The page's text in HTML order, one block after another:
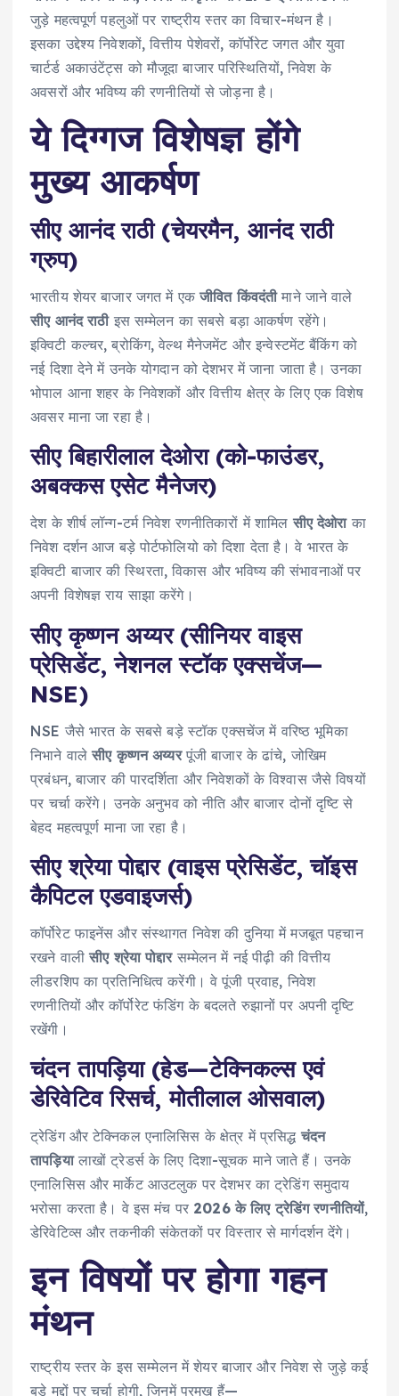
जुड़े महत्वपूर्ण पहलुओं पर राष्ट्रीय स्तर का विचार-मंथन है।
इसका उद्देश्य निवेशकों, वित्तीय पेशेवरों, कॉर्पोरेट जगत और युवा
चार्टर्ड अकाउंटेंट्स को मौजूदा बाजार परिस्थितियों, निवेश के
अवसरों और भविष्य की रणनीतियों से जोड़ना है।
ये दिग्गज विशेषज्ञ होंगे
मुख्य आकर्षण
सीए आनंद राठी (चेयरमैन, आनंद राठी
ग्रुप)
भारतीय शेयर बाजार जगत में एकजीवित किंवदंतीमाने जाने वाले
सीए आनंद राठीइस सम्मेलन का सबसे बड़ा आकर्षण रहेंगे।
इक्विटी कल्चर, ब्रोकिंग, वेल्थ मैनेजमेंट और इन्वेस्टमेंट बैंकिंग को
नई दिशा देने में उनके योगदान को देशभर में जाना जाता है। उनका
भोपाल आना शहर के निवेशकों और वित्तीय क्षेत्र के लिए एक विशेष
अवसर माना जा रहा है।
सीए बिहारीलाल देओरा (को-फाउंडर,
अबक्कस एसेट मैनेजर)
देश के शीर्ष लॉन्ग-टर्म निवेश रणनीतिकारों में शामिलसीए देओराका
निवेश दर्शन आज बड़े पोर्टफोलियो को दिशा देता है। वे भारत के
इक्विटी बाजार की स्थिरता, विकास और भविष्य की संभावनाओं पर
अपनी विशेषज्ञ राय साझा करेंगे।
सीए कृष्णन अय्यर (सीनियर वाइस
प्रेसिडेंट, नेशनल स्टॉक एक्सचेंज—
NSE)
NSE जैसे भारत के सबसे बड़े स्टॉक एक्सचेंज में वरिष्ठ भूमिका
निभाने वालेसीए कृष्णन अय्यरपूंजी बाजार के ढांचे, जोखिम
प्रबंधन, बाजार की पारदर्शिता और निवेशकों के विश्वास जैसे विषयों
पर चर्चा करेंगे। उनके अनुभव को नीति और बाजार दोनों दृष्टि से
बेहद महत्वपूर्ण माना जा रहा है।
सीए श्रेया पोद्दार (वाइस प्रेसिडेंट, चॉइस
कैपिटल एडवाइजर्स)
कॉर्पोरेट फाइनेंस और संस्थागत निवेश की दुनिया में मजबूत पहचान
रखने वालीसीए श्रेया पोद्दारसम्मेलन में नई पीढ़ी की वित्तीय
लीडरशिप का प्रतिनिधित्व करेंगी। वे पूंजी प्रवाह, निवेश
रणनीतियों और कॉर्पोरेट फंडिंग के बदलते रुझानों पर अपनी दृष्टि
रखेंगी।
चंदन तापड़िया (हेड—टेक्निकल्स एवं
डेरिवेटिव रिसर्च, मोतीलाल ओसवाल)
ट्रेडिंग और टेक्निकल एनालिसिस के क्षेत्र में प्रसिद्धचंदन
तापड़ियालाखों ट्रेडर्स के लिए दिशा-सूचक माने जाते हैं। उनके
एनालिसिस और मार्केट आउटलुक पर देशभर का ट्रेडिंग समुदाय
भरोसा करता है। वे इस मंच पर 2026 के लिए ट्रेडिंग रणनीतियों,
डेरिवेटिव्स और तकनीकी संकेतकों पर विस्तार से मार्गदर्शन देंगे।
इन विषयों पर होगा गहन
मंथन
राष्ट्रीय स्तर के इस सम्मेलन में शेयर बाजार और निवेश से जुड़े कई
बड़े मुद्दों पर चर्चा होगी, जिनमें प्रमुख हैं—